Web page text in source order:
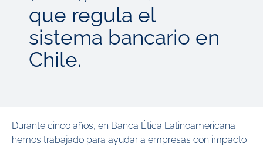
que regula el
sistema bancario en
Chile.
Durante cinco años, en Banca Ética Latinoamericana
hemos trabajado para ayudar a empresas con impacto